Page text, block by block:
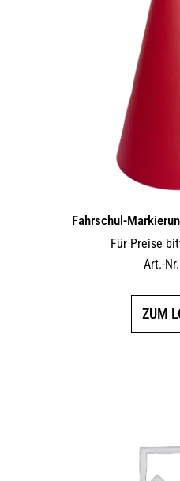
Fahrschul-
Für Preise
Art.-
ZUM